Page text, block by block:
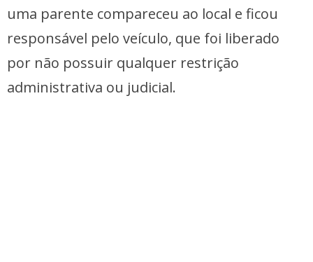
uma parente compareceu ao local e ficou
responsável pelo veículo, que foi liberado
por não possuir qualquer restrição
administrativa ou judicial.